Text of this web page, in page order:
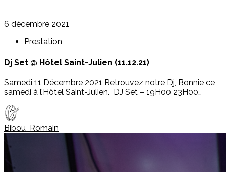
6 décembre 2021
Prestation
Dj Set @ Hôtel Saint-Julien (11.12.21)
Samedi 11 Décembre 2021 Retrouvez notre Dj, Bonnie ce
samedi à l’Hôtel Saint-Julien. DJ Set – 19H00 23H00…
Bibou_Romain